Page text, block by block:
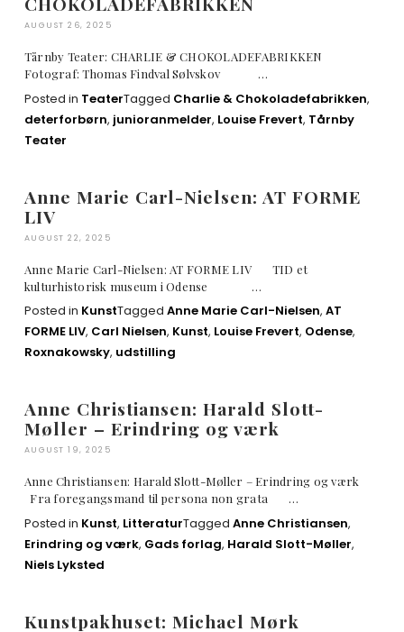
AUGUST 26, 2025
Tårnby Teater: CHARLIE & CHOKOLADEFABRIKKEN
Fotograf: Thomas Findval Sølvskov …
Posted in TeaterTagged Charlie & Chokoladefabrikken,
deterforbørn, junioranmelder, Louise Frevert, Tårnby
Teater
Anne Marie Carl-Nielsen: AT FORME
LIV
AUGUST 22, 2025
Anne Marie Carl-Nielsen: AT FORME LIV TID et
kulturhistorisk museum i Odense …
Posted in KunstTagged Anne Marie Carl-Nielsen, AT
FORME LIV, Carl Nielsen, Kunst, Louise Frevert, Odense,
Roxnakowsky, udstilling
Anne Christiansen: Harald Slott-
Møller – Erindring og værk
AUGUST 19, 2025
Anne Christiansen: Harald Slott-Møller – Erindring og værk
Fra foregangsmand til persona non grata …
Posted in Kunst, LitteraturTagged Anne Christiansen,
Erindring og værk, Gads forlag, Harald Slott-Møller,
Niels Lyksted
Kunstpakhuset: Michael Mørk